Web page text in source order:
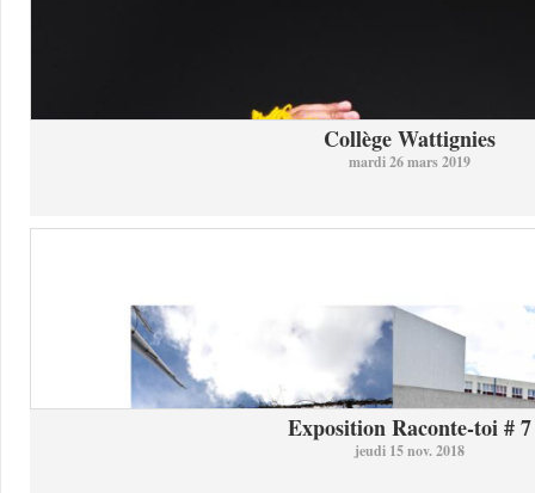
Collège Wattignies
mardi 26 mars 2019
Exposition Raconte-toi # 7
jeudi 15 nov. 2018